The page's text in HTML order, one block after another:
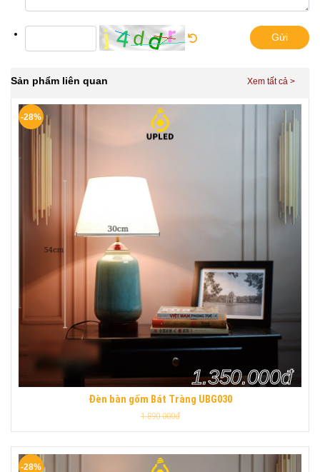
Gửi
Sản phẩm liên quan
Đèn bàn gốm Bát Tràng UBG030
1.350.000đ
1.890.000đ
-28%
-28%